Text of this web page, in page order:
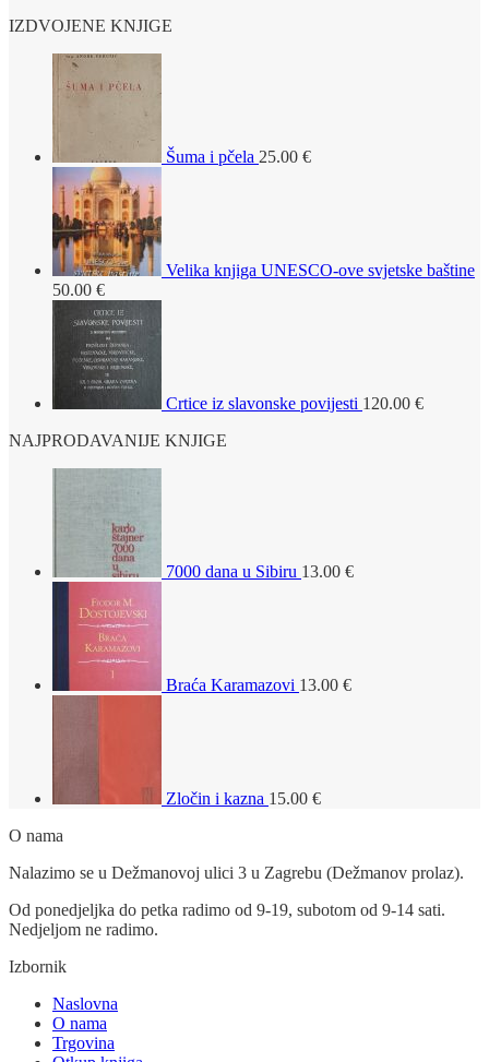
IZDVOJENE KNJIGE
Šuma i pčela 25.00 €
Velika knjiga UNESCO-ove svjetske baštine
50.00 €
Crtice iz slavonske povijesti 120.00 €
NAJPRODAVANIJE KNJIGE
7000 dana u Sibiru 13.00 €
Braća Karamazovi 13.00 €
Zločin i kazna 15.00 €
O nama
Nalazimo se u Dežmanovoj ulici 3 u Zagrebu (Dežmanov prolaz).
Od ponedjeljka do petka radimo od 9-19, subotom od 9-14 sati.
Nedjeljom ne radimo.
Izbornik
Naslovna
O nama
Trgovina